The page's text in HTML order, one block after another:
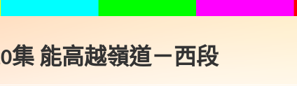
集 能高越嶺道－西段